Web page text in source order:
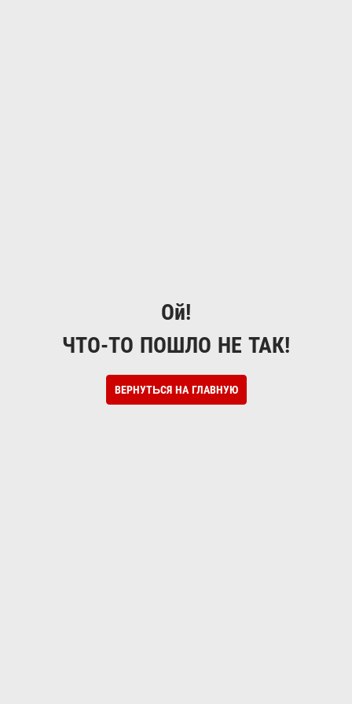
Ой!
ЧТО-ТО ПОШЛО НЕ ТАК!
ВЕРНУТЬСЯ НА ГЛАВНУЮ